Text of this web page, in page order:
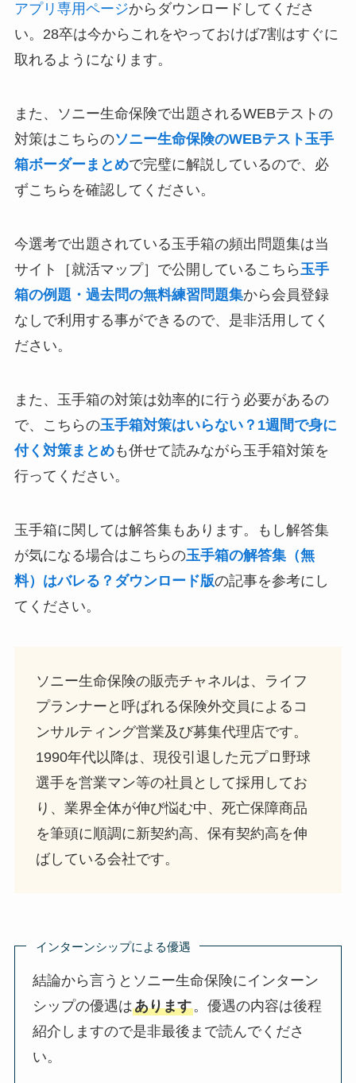
アプリ専用ページからダウンロードしてくださ
い。28卒は今からこれをやっておけば7割はすぐに
取れるようになります。
また、ソニー生命保険で出題されるWEBテストの
対策はこちらのソニー生命保険のWEBテスト玉手
箱ボーダーまとめで完璧に解説しているので、必
ずこちらを確認してください。
今選考で出題されている玉手箱の頻出問題集は当
サイト［就活マップ］で公開しているこちら 玉手
箱の例題・過去問の無料練習問題集から会員登録
なしで利用する事ができるので、是非活用してく
ださい。
また、玉手箱の対策は効率的に行う必要があるの
で、こちらの玉手箱対策はいらない？1週間で身に
付く対策まとめも併せて読みながら玉手箱対策を
行ってください。
玉手箱に関しては解答集もあります。もし解答集
が気になる場合はこちらの玉手箱の解答集（無
料）はバレる？ダウンロード版の記事を参考にし
てください。
ソニー生命保険の販売チャネルは、ライフ
プランナーと呼ばれる保険外交員によるコ
ンサルティング営業及び募集代理店です。
1990年代以降は、現役引退した元プロ野球
選手を営業マン等の社員として採用してお
り、業界全体が伸び悩む中、死亡保障商品
を筆頭に順調に新契約高、保有契約高を伸
ばしている会社です。
インターンシップによる優遇
結論から言うとソニー生命保険にインターン
シップの優遇はあります。優遇の内容は後程
紹介しますので是非最後まで読んでくださ
い。